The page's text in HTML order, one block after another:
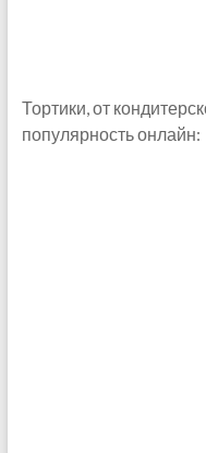
Тортики, от
популярность онлайн: